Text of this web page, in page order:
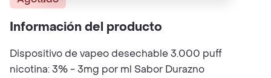
Información del producto
Dispositivo de vapeo desechable 3.000 puff
nicotina: 3% - 3mg por ml Sabor Durazno